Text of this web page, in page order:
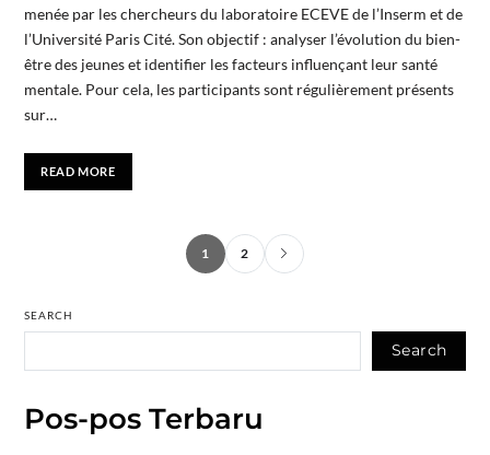
menée par les chercheurs du laboratoire ECEVE de l’Inserm et de
l’Université Paris Cité. Son objectif : analyser l’évolution du bien-
être des jeunes et identifier les facteurs influençant leur santé
mentale. Pour cela, les participants sont régulièrement présents
sur…
READ MORE
1 2
SEARCH
Search
Pos-pos Terbaru